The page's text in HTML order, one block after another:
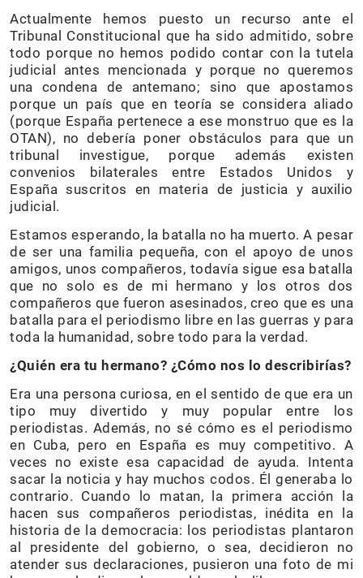
Actualmente hemos puesto un recurso ante el
Tribunal Constitucional que ha sido admitido, sobre
todo porque no hemos podido contar con la tutela
judicial antes mencionada y porque no queremos
una condena de antemano; sino que apostamos
porque un país que en teoría se considera aliado
(porque España pertenece a ese monstruo que es la
OTAN), no debería poner obstáculos para que un
tribunal investigue, porque además existen
convenios bilaterales entre Estados Unidos y
España suscritos en materia de justicia y auxilio
judicial.
Estamos esperando, la batalla no ha muerto. A pesar
de ser una familia pequeña, con el apoyo de unos
amigos, unos compañeros, todavía sigue esa batalla
que no solo es de mi hermano y los otros dos
compañeros que fueron asesinados, creo que es una
batalla para el periodismo libre en las guerras y para
toda la humanidad, sobre todo para la verdad.
¿Quién era tu hermano? ¿Cómo nos lo describirías?
Era una persona curiosa, en el sentido de que era un
tipo muy divertido y muy popular entre los
periodistas. Además, no sé cómo es el periodismo
en Cuba, pero en España es muy competitivo. A
veces no existe esa capacidad de ayuda. Intenta
sacar la noticia y hay muchos codos. Él generaba lo
contrario. Cuando lo matan, la primera acción la
hacen sus compañeros periodistas, inédita en la
historia de la democracia: los periodistas plantaron
al presidente del gobierno, o sea, decidieron no
atender sus declaraciones, pusieron una foto de mi